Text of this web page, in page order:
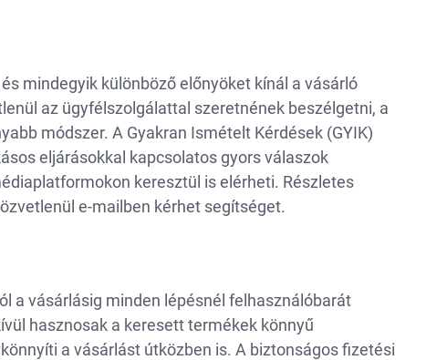
mindegyik különböző előnyöket kínál a vásárló
az ügyfélszolgálattal szeretnének beszélgetni, a
módszer. A Gyakran Ismételt Kérdések (GYIK)
eljárásokkal kapcsolatos gyors válaszok
keresztül is elérheti. Részletes
e-mailben kérhet segítséget.
a vásárlásig minden lépésnél felhasználóbarát
hasznosak a keresett termékek könnyű
a vásárlást útközben is. A biztonságos fizetési